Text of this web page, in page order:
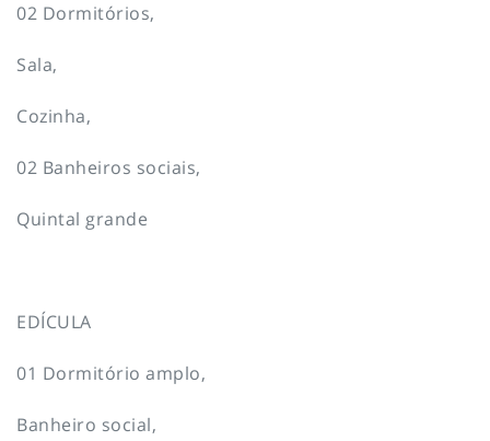
02 Dormitórios,
Sala,
Cozinha,
02 Banheiros sociais,
Quintal grande
EDÍCULA
01 Dormitório amplo,
Banheiro social,